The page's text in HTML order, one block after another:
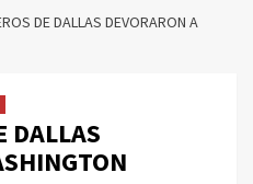
DE DALLAS DEVORARON A
DALLAS